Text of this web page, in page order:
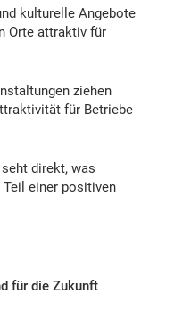
kulturelle Angebote
Orte attraktiv für
ziehen
für Betriebe
seht direkt, was
Teil einer positiven
für die Zukunft